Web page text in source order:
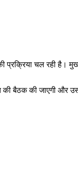
प्रक्रिया चल रही है।
की बैठक की जाएगी